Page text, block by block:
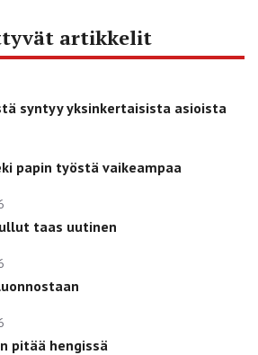
artikkelit
syntyy yksinkertaisista asioista
papin työstä vaikeampaa
taas uutinen
pitää hengissä